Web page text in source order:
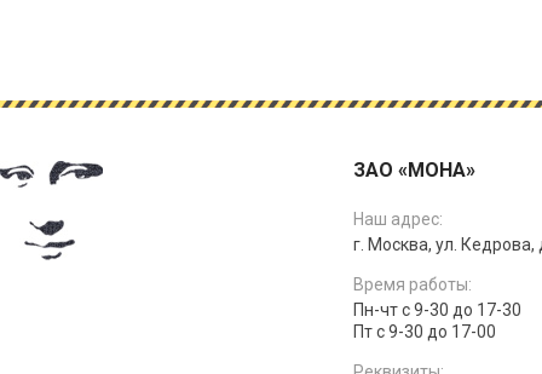
ЗАО «МОНА»
Наш адрес:
г. Москва, ул. Кедрова,
Время работы:
Пн-чт с 9-30 до 17-30
Пт с 9-30 до 17-00